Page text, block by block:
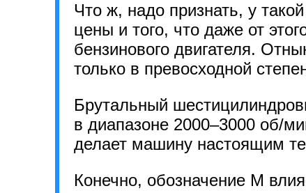
Что ж, надо признать, у
цены и того, что даже от
бензинового двигателя.
только в превосходной
Брутальный
в диапазоне 2000–3000 об/
делает машину настоящим
Конечно, обозначение M